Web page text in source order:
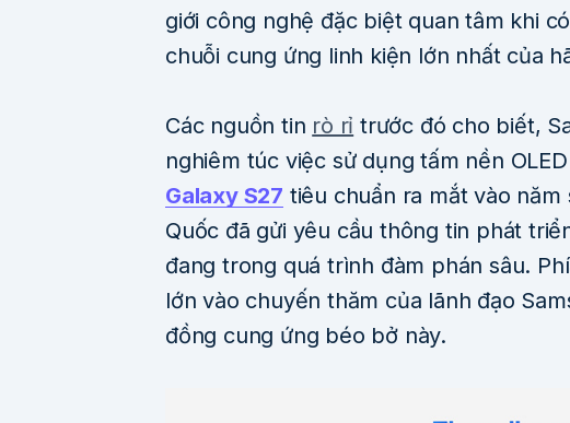
giới công nghệ đặc biệt quan tâm khi
chuỗi cung ứng linh kiện lớn nhất của
Các nguồn tin rò rỉ trước đó cho biết,
nghiêm túc việc sử dụng tấm nền
Galaxy S27 tiêu chuẩn ra mắt vào năm
Quốc đã gửi yêu cầu thông tin phát
đang trong quá trình đàm phán sâu.
lớn vào chuyến thăm của lãnh đạo
đồng cung ứng béo bở này.